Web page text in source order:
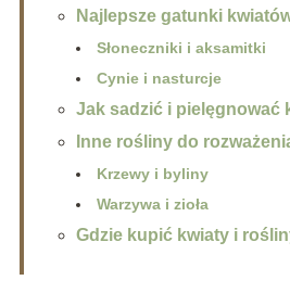
Najlepsze gatunki
Słoneczniki i aksamitki
Cynie i nasturcje
Jak sadzić i pielęgnować
Inne rośliny do
Krzewy i byliny
Warzywa i zioła
Gdzie kupić kwiaty i